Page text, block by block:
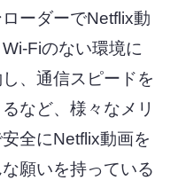
ーダーでNetflix動
Fiのない環境に
、通信スピードを
など、様々なメリ
全にNetflix動画を
願いを持っている